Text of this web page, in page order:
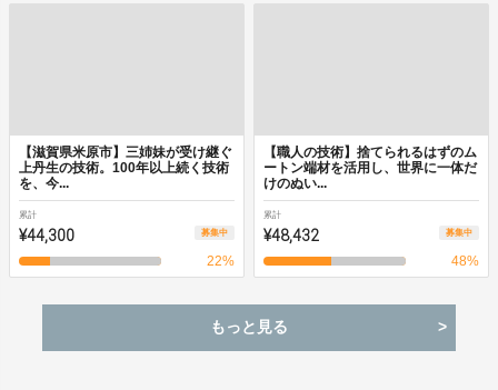
【滋賀県米原市】三姉妹が受け継ぐ
上丹生の技術。100年以上続く技術
を、今...
累計
¥44,300 募集中
22%
【職人の技術】捨てられるはずのム
ートン端材を活用し、世界に一体だ
けのぬい...
累計
¥48,432 募集中
48%
もっと見る